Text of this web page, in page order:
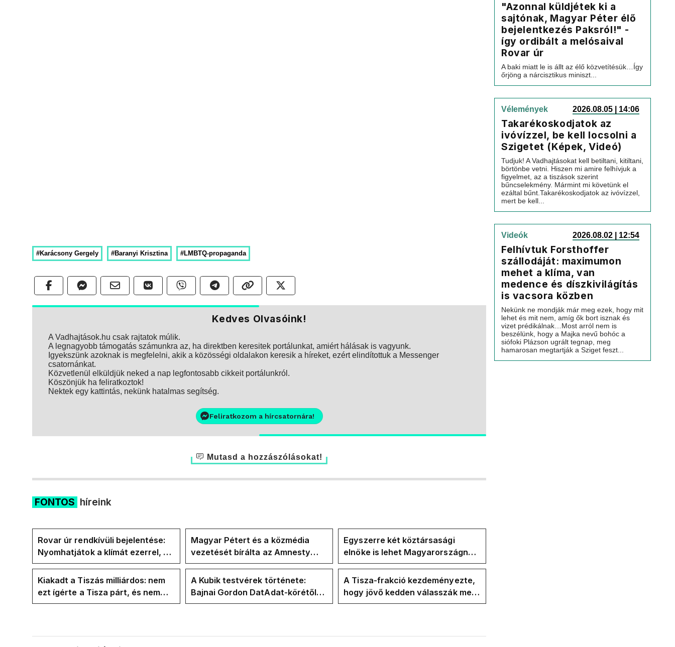
#Karácsony Gergely #Baranyi Krisztina #LMBTQ-propaganda
Kedves Olvasóink!
A Vadhajtások.hu csak rajtatok múlik.
A legnagyobb támogatás számunkra az, ha direktben keresitek portálunkat, amiért hálásak is vagyunk.
Igyekszünk azoknak is megfelelni, akik a közösségi oldalakon keresik a híreket, ezért elindítottuk a Messenger
csatornánkat.
Közvetlenül elküldjük neked a nap legfontosabb cikkeit portálunkról.
Köszönjük ha feliratkoztok!
Nektek egy kattintás, nekünk hatalmas segítség.
Feliratkozom a hírcsatornára!
Mutasd a hozzászólásokat!
FONTOS híreink
Rovar úr rendkívüli bejelentése:
Nyomhatjátok a klímát ezerrel, a
hűtőket letekerhetitek, vége az
energiaválságnak
Magyar Pétert és a közmédia
vezetését bírálta az Amnesty
International a Klubrádióban
Egyszerre két köztársasági
elnöke is lehet Magyarországnak
jövő hétre
Kiakadt a Tiszás milliárdos: nem
ezt ígérte a Tisza párt, és nem
ezt ígérte Magyar Péter a
A Kubik testvérek története:
Bajnai Gordon DatAdat-körétől
az ECDA-n át Magyar Péter
A Tisza-frakció kezdeményezte,
hogy jövő kedden válasszák meg
az új köztársasági elnököt
"Azonnal küldjétek ki a
sajtónak, Magyar Péter élő
bejelentkezés Paksról!" -
így ordibált a melósaival
Rovar úr
A baki miatt le is állt az élő közvetítésük…Így
őrjöng a nárcisztikus miniszt...
Vélemények 2026.08.05 | 14:06
Takarékoskodjatok az
ivóvízzel, be kell locsolni a
Szigetet (Képek, Videó)
Tudjuk! A Vadhajtásokat kell betiltani, kitiltani,
börtönbe vetni. Hiszen mi amire felhívjuk a
figyelmet, az a tiszások szerint
bűncselekmény. Mármint mi követünk el
ezáltal bűnt.Takarékoskodjatok az ivóvízzel,
mert be kell...
Videók 2026.08.02 | 12:54
Felhívtuk Forsthoffer
szállodáját: maximumon
mehet a klíma, van
medence és díszkivilágítás
is vacsora közben
Nekünk ne mondják már meg ezek, hogy mit
lehet és mit nem, amíg ők bort isznak és
vizet prédikálnak…Most arról nem is
beszélünk, hogy a Majka nevű bohóc a
siófoki Plázson ugrált tegnap, meg
hamarosan megtartják a Sziget feszt...